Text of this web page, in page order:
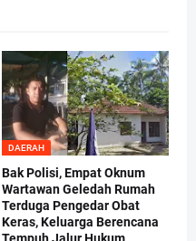
DAERAH
Bak Polisi, Empat Oknum
Wartawan Geledah Rumah
Terduga Pengedar Obat
Keras, Keluarga Berencana